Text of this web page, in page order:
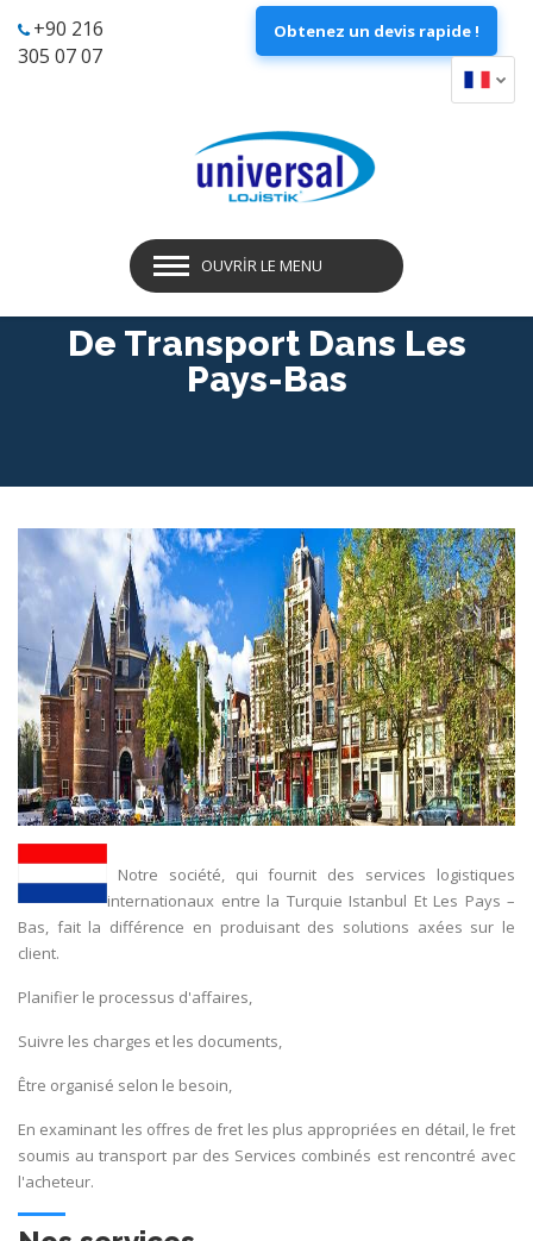
+90 216
305 07 07
Obtenez un devis rapide !
OUVRIR LE MENU
De Transport Dans Les
Pays-Bas
Notre société, qui fournit des services logistiques
internationaux entre la Turquie Istanbul Et Les Pays –
Bas, fait la différence en produisant des solutions axées sur le
client.
Planifier le processus d'affaires,
Suivre les charges et les documents,
Être organisé selon le besoin,
En examinant les offres de fret les plus appropriées en détail, le fret
soumis au transport par des Services combinés est rencontré avec
l'acheteur.